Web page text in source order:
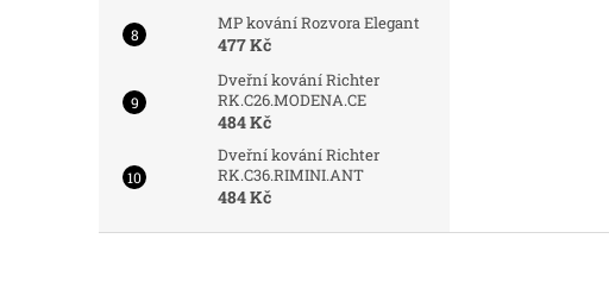
MP kování Rozvora Elegant
477 Kč
Dveřní kování Richter
RK.C26.MODENA.CE
484 Kč
Dveřní kování Richter
RK.C36.RIMINI.ANT
484 Kč